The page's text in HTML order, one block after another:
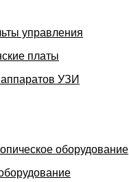
управления
платы
УЗИ
оборудование